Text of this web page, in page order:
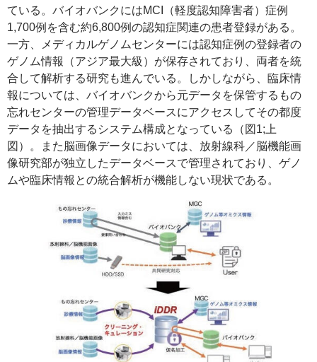
ている。バイオバンクにはMCI（軽度認知障害者）症例
1,700例を含む約6,800例の認知症関連の患者登録がある。
一方、メディカルゲノムセンターには認知症例の登録者の
ゲノム情報（アジア最大級）が保存されており、両者を統
合して解析する研究も進んでいる。しかしながら、臨床情
報については、バイオバンクから元データを保管するもの
忘れセンターの管理データベースにアクセスしてその都度
データを抽出するシステム構成となっている（図1;上
図）。また脳画像データにおいては、放射線科／脳機能画
像研究部が独立したデータベースで管理されており、ゲノ
ムや臨床情報との統合解析が機能しない現状である。